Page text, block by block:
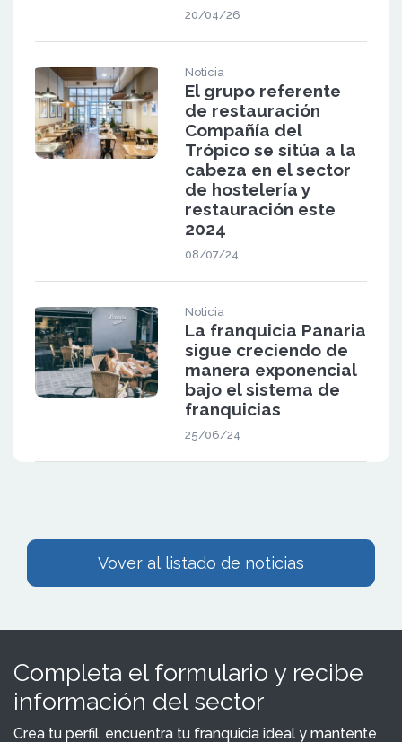
20/04/26
Noticia
El grupo referente
de restauración
Compañía del
Trópico se sitúa a la
cabeza en el sector
de hostelería y
restauración este
2024
08/07/24
Noticia
La franquicia Panaria
sigue creciendo de
manera exponencial
bajo el sistema de
franquicias
25/06/24
Vover al listado de noticias
Completa el formulario y recibe
información del sector
Crea tu perfil, encuentra tu franquicia ideal y mantente